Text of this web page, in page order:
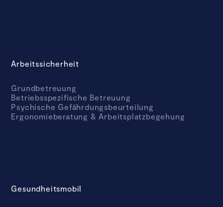
Arbeitssicherheit
Grundbetreuung
Betriebsspezifische Betreuung
Psychische Gefährdungsbeurteilung
Ergonomieberatung & Arbeitsplatzbegehung
Gesundheitsmobil